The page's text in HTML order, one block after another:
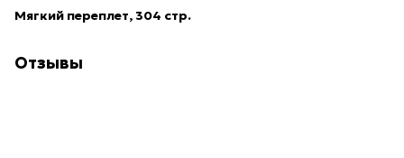
Мягкий переплет, 304 стр.
Отзывы